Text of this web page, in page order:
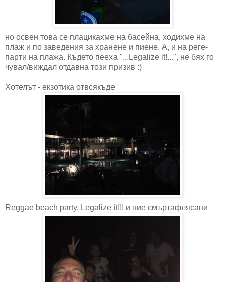
но освен това се плацикахме на басейна, ходихме на
плаж и по заведения за хранене и пиене. А, и на реге-
парти на плажа. Където пееха "...Legalize it!...", не бях го
чувал/виждал отдавна този призив :)
Хотелът - екзотика отвсякъде
Reggae beach party. Legalize it!!! и ние смъртафлясани